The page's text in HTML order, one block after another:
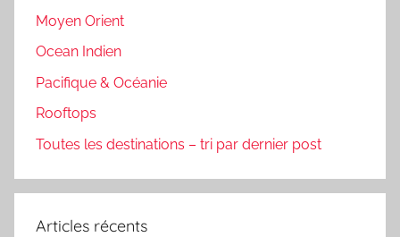
Moyen Orient
Ocean Indien
Pacifique & Océanie
Rooftops
Toutes les destinations – tri par dernier post
Articles récents